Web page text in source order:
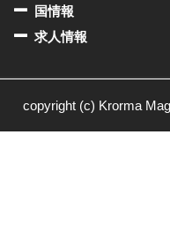
国情報
求人情報
copyright (c) Krorma